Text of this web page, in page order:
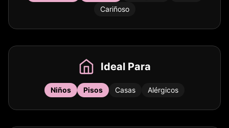
Cariñoso
Ideal Para
Niños Pisos Casas Alérgicos